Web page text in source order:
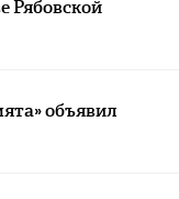
Рябовской
объявил